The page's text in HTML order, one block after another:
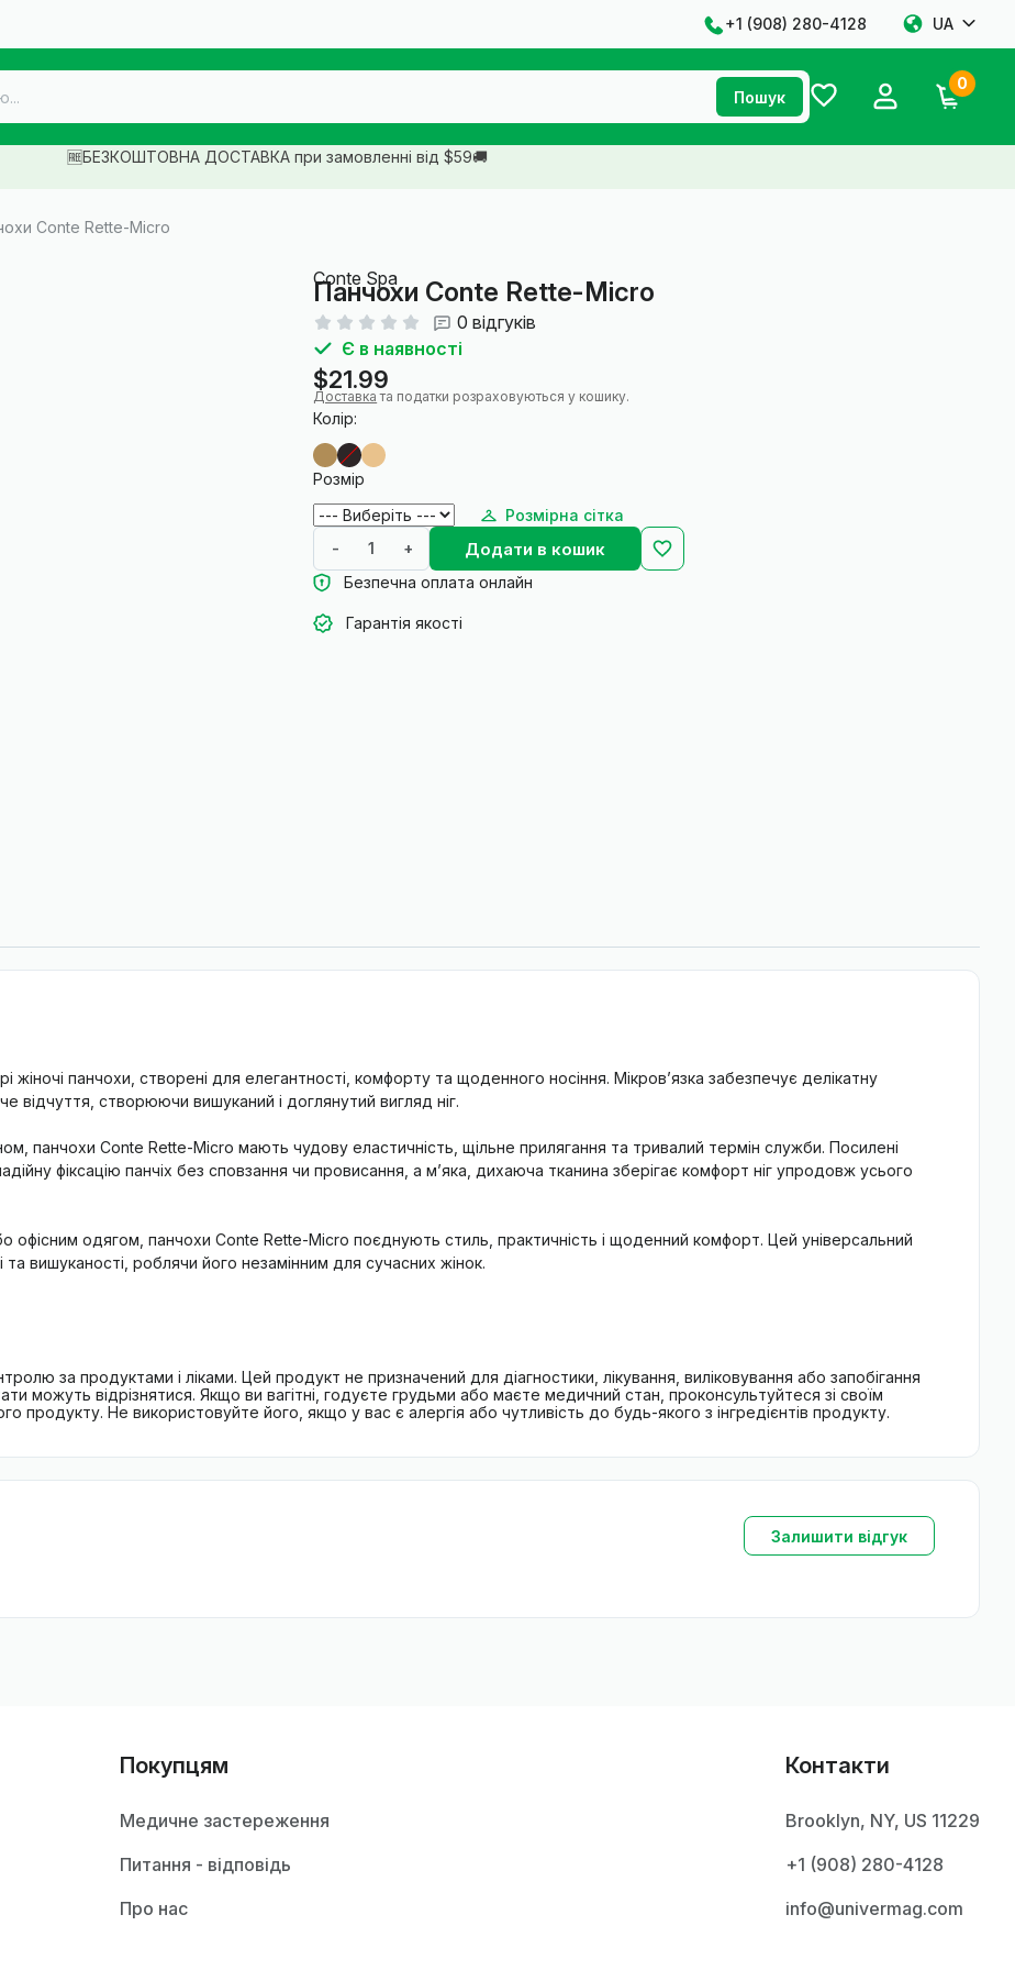
+1 ‪(908) 280-4128‬ UA
Пошук
0
🆓БЕЗКОШТОВНА ДОСТАВКА при замовленні від $59🚚
Conte Rette-Micro
Conte Spa
Панчохи Conte Rette-Micro
0 відгуків
Є в наявності
$21.99
Доставка та податки розраховуються у кошику.
Колір:
Розмір
Розмірна сітка
-
+ Додати в кошик
Безпечна оплата онлайн
Гарантія якості
жіночі панчохи, створені для елегантності, комфорту та щоденного носіння. Мікров’язка забезпечує делікатну
відчуття, створюючи вишуканий і доглянутий вигляд ніг.
панчохи Conte Rette-Micro мають чудову еластичність, щільне прилягання та тривалий термін служби. Посилені
фіксацію панчіх без сповзання чи провисання, а м’яка, дихаюча тканина зберігає комфорт ніг упродовж усього
офісним одягом, панчохи Conte Rette-Micro поєднують стиль, практичність і щоденний комфорт. Цей універсальний
вишуканості, роблячи його незамінним для сучасних жінок.
за продуктами і ліками. Цей продукт не призначений для діагностики, лікування, виліковування або запобігання
можуть відрізнятися. Якщо ви вагітні, годуєте грудьми або маєте медичний стан, проконсультуйтеся зі своїм
продукту. Не використовуйте його, якщо у вас є алергія або чутливість до будь-якого з інгредієнтів продукту.
Залишити відгук
Покупцям
Медичне застереження
Питання - відповідь
Про нас
Контакти
Brooklyn, NY, US 11229
+1 ‪(908) 280-4128‬
info@univermag.com